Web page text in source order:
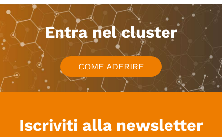
Entra nel cluster
COME ADERIRE
Iscriviti alla newsletter